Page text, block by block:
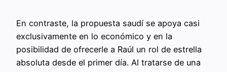
En contraste, la propuesta saudí se apoya casi
exclusivamente en lo económico y en la
posibilidad de ofrecerle a Raúl un rol de estrella
absoluta desde el primer día. Al tratarse de una